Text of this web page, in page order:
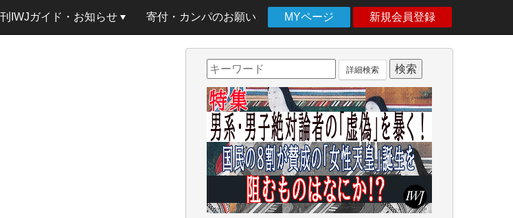
IWJガイド・お知らせ 寄付・カンパのお願い MYページ 新規会員登録
詳細検索